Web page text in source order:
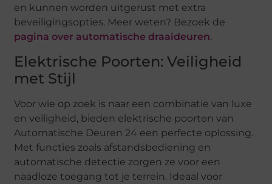
en kunnen worden uitgerust met extra
beveiligingsopties. Meer weten? Bezoek de
pagina over automatische draaideuren.
Elektrische Poorten: Veiligheid
met Stijl
Voor wie op zoek is naar een combinatie van luxe
en veiligheid, bieden elektrische poorten van
Automatische Deuren 24 een perfecte oplossing.
Met functies zoals afstandsbediening en
automatische detectie zorgen ze voor een
naadloze toegang tot je terrein. Ideaal voor